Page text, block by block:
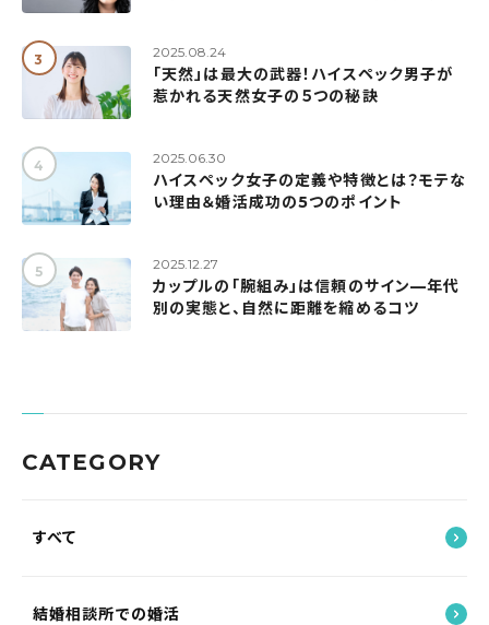
2025.08.24
「天然」は最大の武器！ハイスペック男子が
惹かれる天然女子の５つの秘訣
2025.06.30
ハイスペック女子の定義や特徴とは？モテな
い理由＆婚活成功の5つのポイント
2025.12.27
カップルの「腕組み」は信頼のサイン—年代
別の実態と、自然に距離を縮めるコツ
CATEGORY
すべて
結婚相談所での婚活